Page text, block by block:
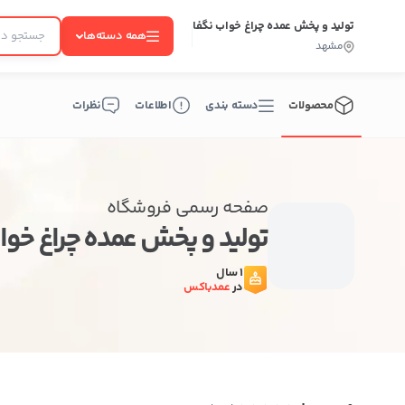
تولید و پخش عمده چراغ خواب نگفا
مشهد
همه دسته‌ها
محصولات دسته بندی اطلاعات نظرات
صفحه رسمی فروشگاه
تولید و پخش عمده چراغ
1 سال
درعمدباکس